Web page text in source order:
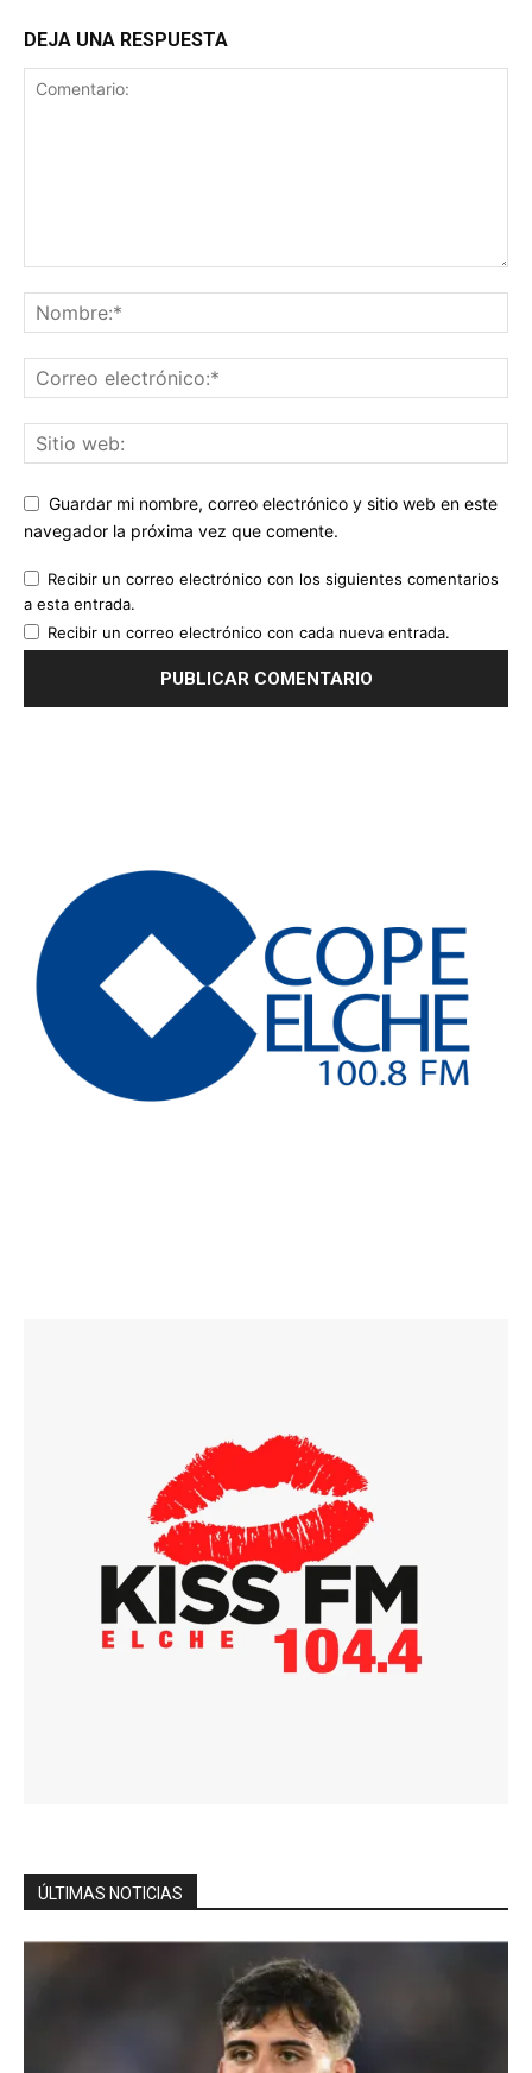
DEJA UNA RESPUESTA
Guardar mi nombre, correo electrónico y sitio web en este
navegador la próxima vez que comente.
Recibir un correo electrónico con los siguientes comentarios
a esta entrada.
Recibir un correo electrónico con cada nueva entrada.
ÚLTIMAS NOTICIAS